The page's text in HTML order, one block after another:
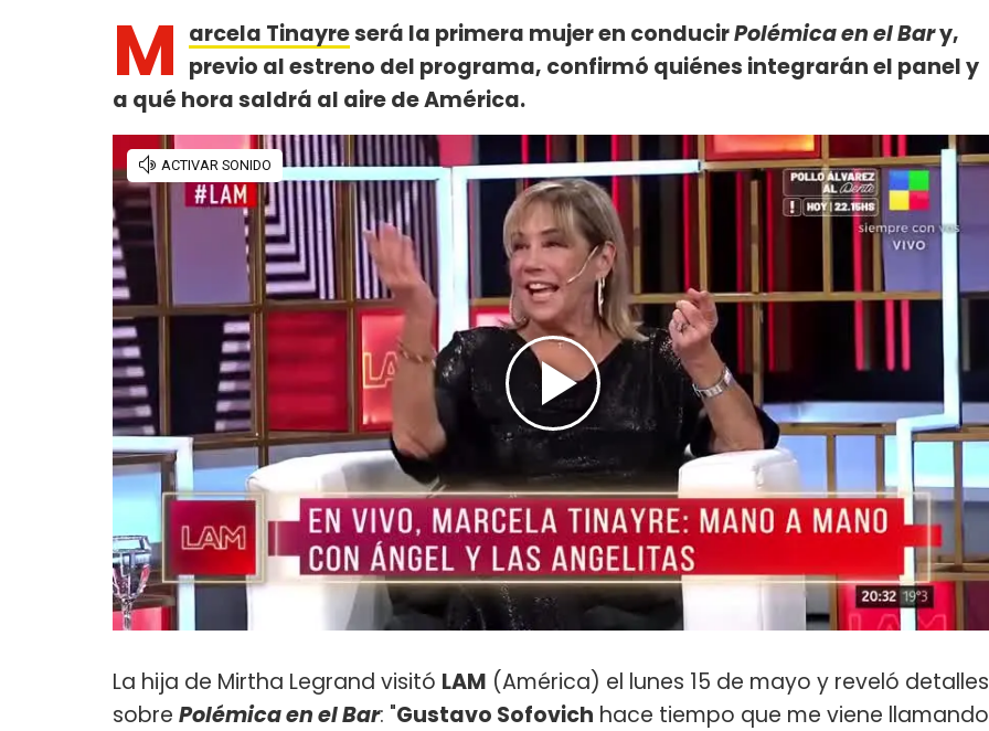
M arcela Tinayreserá la primera mujer en conducirPolémica en el Bary,
previo al estreno del programa, confirmó quiénes integrarán el panel y
a qué hora saldrá al aire de América.
La hija de Mirtha Legrand visitó LAM (América) el lunes 15 de mayo y reveló detalles
sobre Polémica en el Bar: "Gustavo Sofovich hace tiempo que me viene